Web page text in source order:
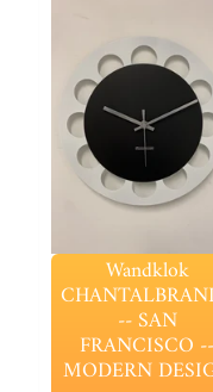
Wandklok
-- SAN
FRANCISCO --
MODERN